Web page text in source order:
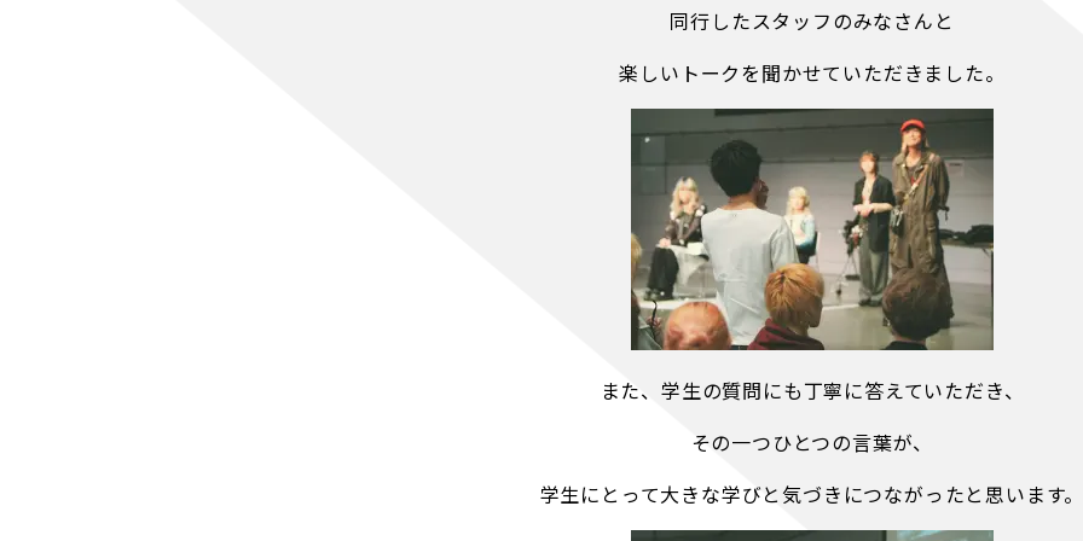
同行したスタッフのみなさんと
楽しいトークを聞かせていただきました。
また、学生の質問にも丁寧に答えていただき、
その一つひとつの言葉が、
学生にとって大きな学びと気づきにつながったと思います